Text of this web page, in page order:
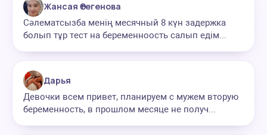
Жансая Өтегенова
Сәлематсызба менің месячный 8 күн задержка
болып тұр тест на беременноость салып едім...
Дарья
Девочки всем привет, планируем с мужем вторую
беременность, в прошлом месяце не получ...